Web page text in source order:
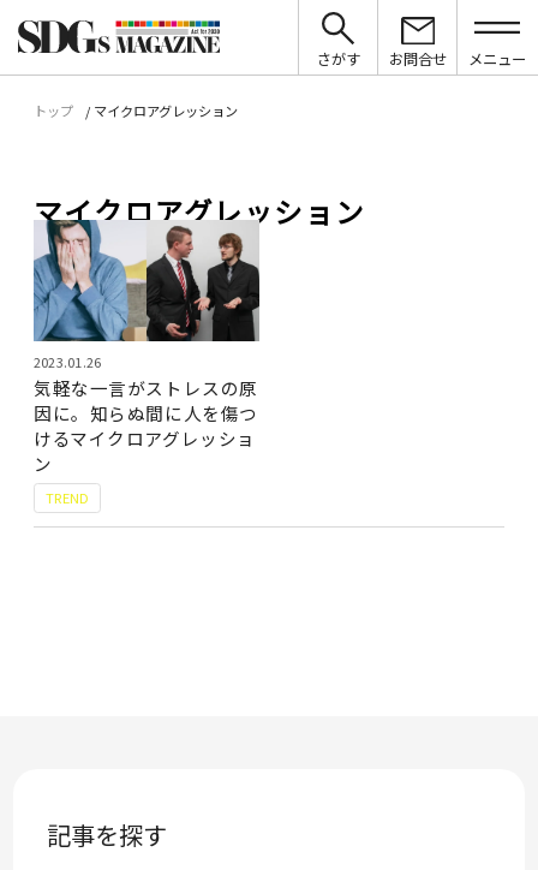
さがす お問合せ メニュー
トップ マイクロアグレッション
マイクロアグレッション
TREND
2023.01.26
気軽な一言がストレスの原
因に。知らぬ間に人を傷つ
けるマイクロアグレッショ
ン
記事を探す